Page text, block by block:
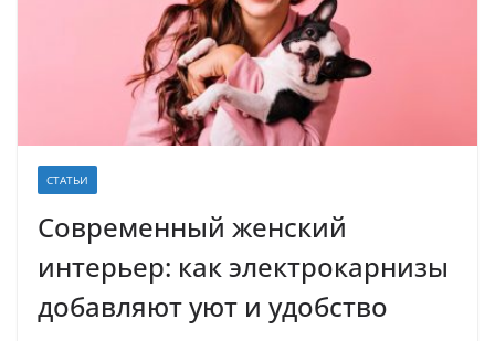
СТАТЬИ
Современный женский
интерьер: как электрокарнизы
добавляют уют и удобство